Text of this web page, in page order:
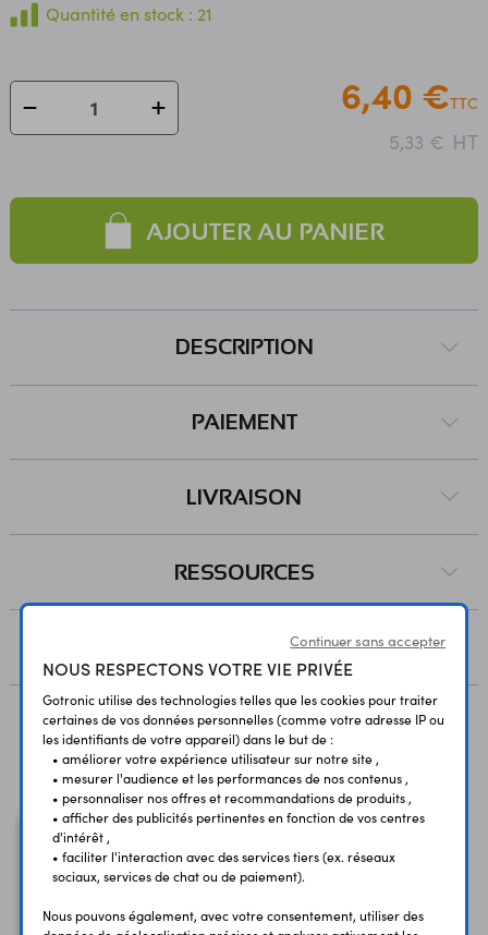
Quantité en stock : 21
6,40 €TTC
5,33 € HT
AJOUTER AU PANIER
DESCRIPTION
PAIEMENT
LIVRAISON
RESSOURCES
Vous avez déja consulté
Continuer sans accepter
NOUS RESPECTONS VOTRE VIE PRIVÉE
Gotronic utilise des technologies telles que les cookies pour traiter
certaines de vos données personnelles (comme votre adresse IP ou
les identifiants de votre appareil) dans le but de :
• améliorer votre expérience utilisateur sur notre site ,
• mesurer l'audience et les performances de nos contenus ,
• personnaliser nos offres et recommandations de produits ,
• afficher des publicités pertinentes en fonction de vos centres
d'intérêt ,
• faciliter l'interaction avec des services tiers (ex. réseaux
sociaux, services de chat ou de paiement).
Nous pouvons également, avec votre consentement, utiliser des